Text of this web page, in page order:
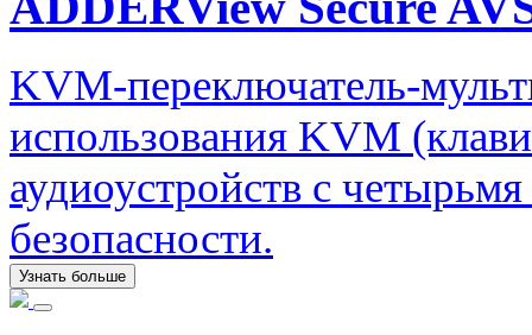
KVM-переключатель-
использования KVM
аудиоустройств с
безопасности.
Узнать больше